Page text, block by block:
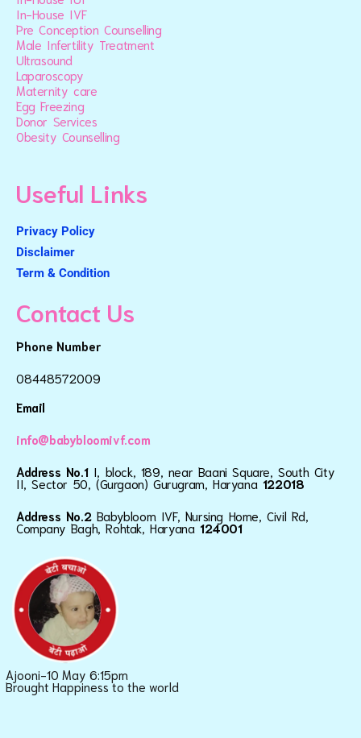
In-House IVF
Pre Conception Counselling
Male Infertility Treatment
Ultrasound
Laparoscopy
Maternity care
Egg Freezing
Donor Services
Obesity Counselling
Useful Links
Privacy Policy
Disclaimer
Term & Condition
Contact Us
Phone Number
08448572009
Email
info@babybloomivf.com
Address No.1 I, block, 189, near Baani Square, South City
II, Sector 50, (Gurgaon) Gurugram, Haryana 122018
Address No.2 Babybloom IVF, Nursing Home, Civil Rd,
Company Bagh, Rohtak, Haryana124001
Ajooni-10 May 6:15pm
Brought Happiness to the world